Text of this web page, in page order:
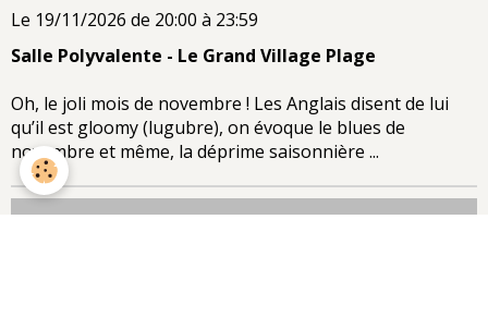
Le 19/11/2026 de 20:00 à 23:59
Salle Polyvalente - Le Grand Village Plage
Oh, le joli mois de novembre ! Les Anglais disent de lui
qu’il est gloomy (lugubre), on évoque le blues de
novembre et même, la déprime saisonnière ...
LIVRE D'OR